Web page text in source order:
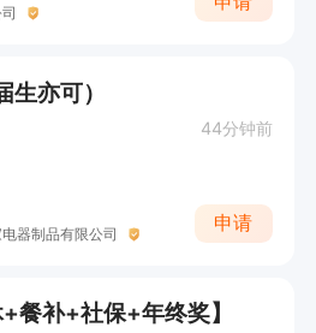
亦可）
44分钟前
器制品有限公司
申请
餐补+社保+年终奖】